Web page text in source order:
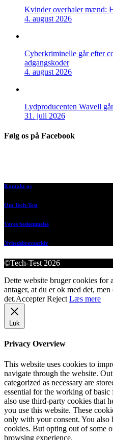
Kvinder overhaler mænd:
4. august 2026
Cyberkriminelle går efter
adgangskoder
4. august 2026
Lydproducenten Wavell
31. juli 2026
Følg os på Facebook
Kontakt os
Om Tech-Test
Vores bedømmelse
Nyhedsbrevsarkiv
©Tech-Test 2026
Dette website bruger cookies for
antager, at du er ok med det,
det.Accepter Reject Læs mere
Luk
Privacy Overview
This website uses cookies to
navigate through the website.
categorized as necessary are
essential for the working of
also use third-party cookies that
you use this website. These
only with your consent. You also
cookies. But opting out of some
browsing experience.